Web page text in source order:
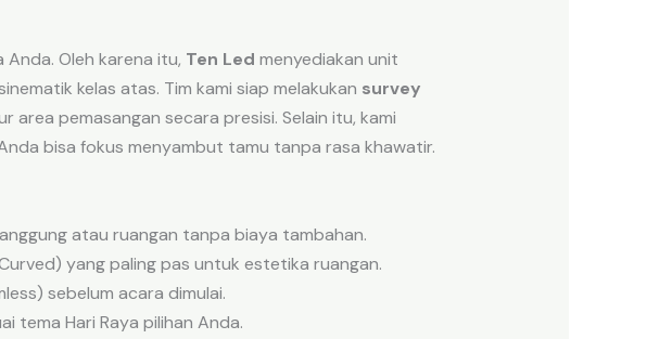
Anda. Oleh karena itu, Ten Led menyediakan unit
kelas atas. Tim kami siap melakukan survey
pemasangan secara presisi. Selain itu, kami
bisa fokus menyambut tamu tanpa rasa khawatir.
atau ruangan tanpa biaya tambahan.
yang paling pas untuk estetika ruangan.
sebelum acara dimulai.
tema Hari Raya pilihan Anda.